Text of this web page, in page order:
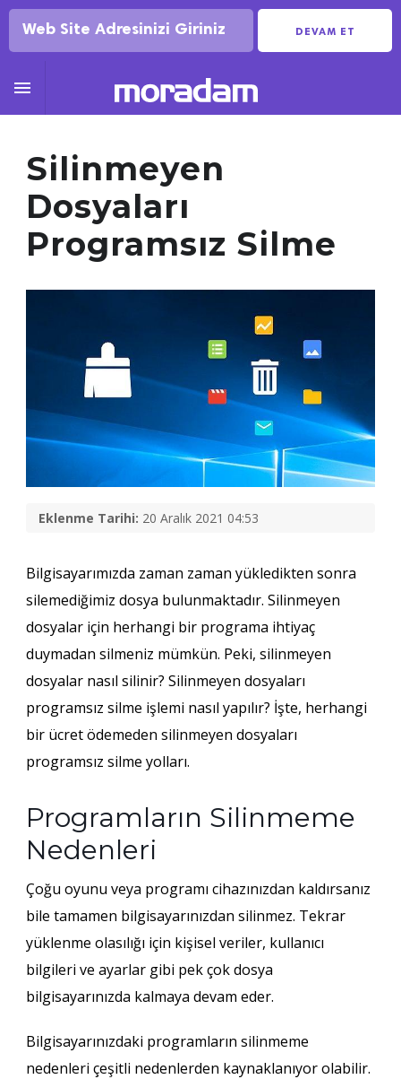
DEVAM ET

Silinmeyen
Dosyaları
Programsız Silme
Eklenme Tarihi: 20 Aralık 2021 04:53
Bilgisayarımızda zaman zaman yükledikten sonra
silemediğimiz dosya bulunmaktadır. Silinmeyen
dosyalar için herhangi bir programa ihtiyaç
duymadan silmeniz mümkün. Peki, silinmeyen
dosyalar nasıl silinir? Silinmeyen dosyaları
programsız silme işlemi nasıl yapılır? İşte, herhangi
bir ücret ödemeden silinmeyen dosyaları
programsız silme yolları.
Programların Silinmeme
Nedenleri
Çoğu oyunu veya programı cihazınızdan kaldırsanız
bile tamamen bilgisayarınızdan silinmez. Tekrar
yüklenme olasılığı için kişisel veriler, kullanıcı
bilgileri ve ayarlar gibi pek çok dosya
bilgisayarınızda kalmaya devam eder.
Bilgisayarınızdaki programların silinmeme
nedenleri çeşitli nedenlerden kaynaklanıyor olabilir.